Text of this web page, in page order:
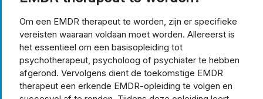
Om een EMDR therapeut te worden, zijn er specifieke
vereisten waaraan voldaan moet worden. Allereerst is
het essentieel om een basisopleiding tot
psychotherapeut, psycholoog of psychiater te hebben
afgerond. Vervolgens dient de toekomstige EMDR
therapeut een erkende EMDR-opleiding te volgen en